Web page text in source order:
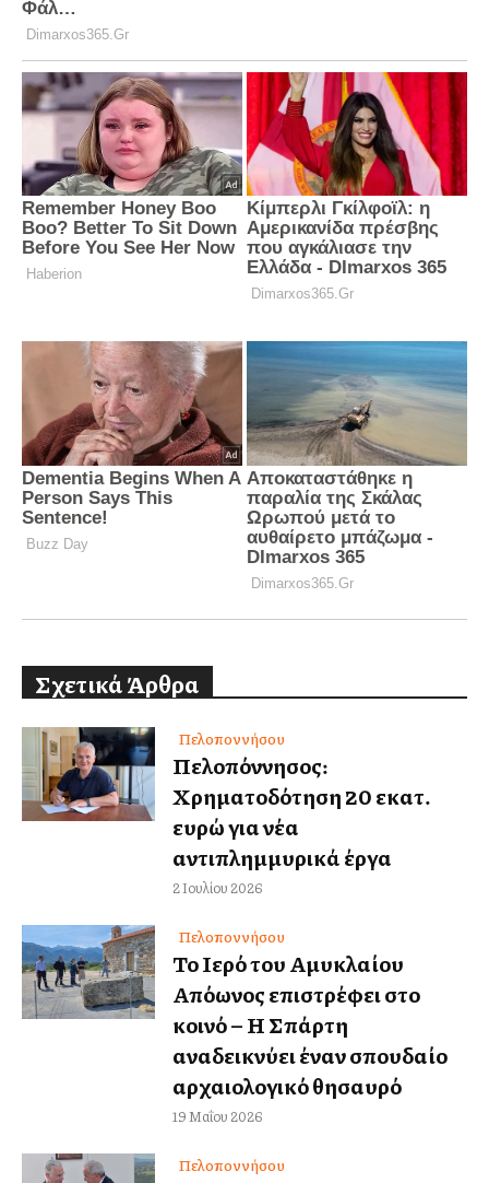
Σχετικά Άρθρα
Πελοποννήσου
Πελοπόννησος:
Χρηματοδότηση 20 εκατ.
ευρώ για νέα
αντιπλημμυρικά έργα
2 Ιουλίου 2026
Πελοποννήσου
Το Ιερό του Αμυκλαίου
Απόλλωνος επιστρέφει στο
κοινό – Η Σπάρτη
αναδεικνύει έναν σπουδαίο
αρχαιολογικό θησαυρό
19 Μαΐου 2026
Πελοποννήσου